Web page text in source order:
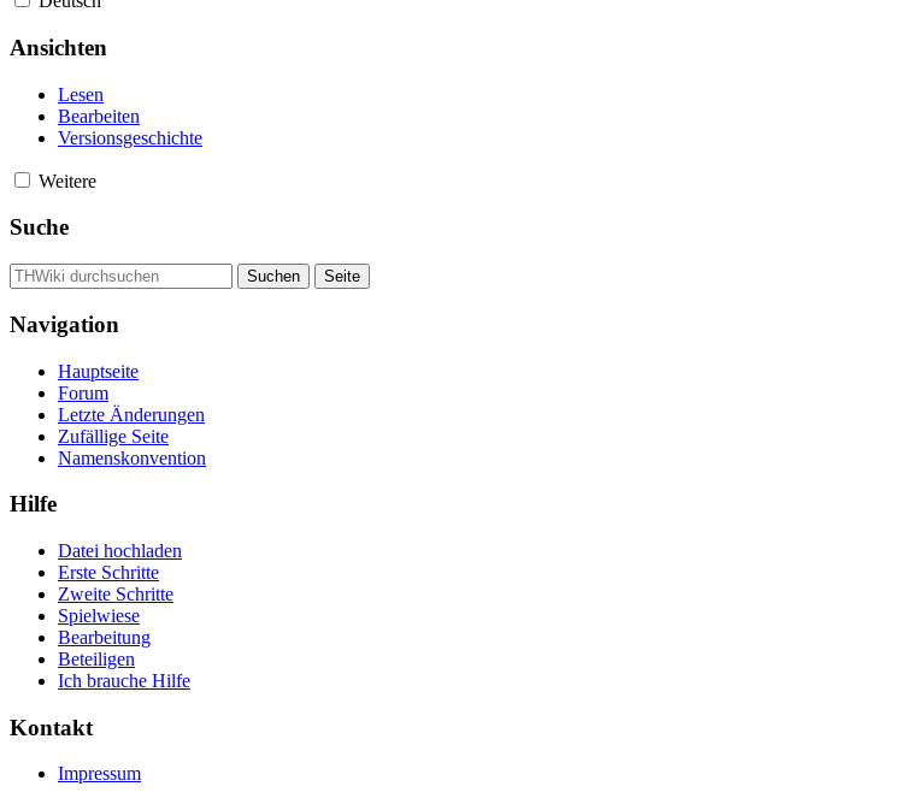
Ansichten
Lesen
Bearbeiten
Versionsgeschichte
Weitere
Suche
Navigation
Hauptseite
Forum
Letzte Änderungen
Zufällige Seite
Namenskonvention
Hilfe
Datei hochladen
Erste Schritte
Zweite Schritte
Spielwiese
Bearbeitung
Beteiligen
Ich brauche Hilfe
Kontakt
Impressum